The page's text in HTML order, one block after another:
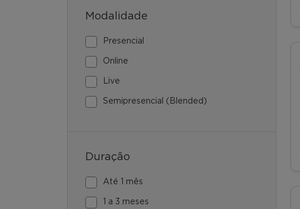
Modalidade
Presencial
Online
Live
Semipresencial (Blended)
Duração
Até 1 mês
1 a 3 meses